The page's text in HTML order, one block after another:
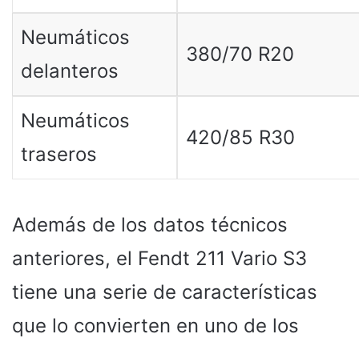
Neumáticos
delanteros
380/70 R20
Neumáticos
traseros
420/85 R30
Además de los datos técnicos
anteriores, el Fendt 211 Vario S3
tiene una serie de características
que lo convierten en uno de los